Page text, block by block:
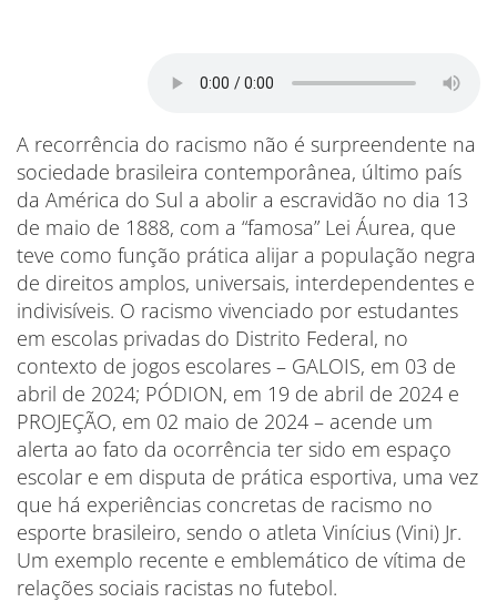
A recorrência do racismo não é surpreendente na
sociedade brasileira contemporânea, último país
da América do Sul a abolir a escravidão no dia 13
de maio de 1888, com a “famosa” Lei Áurea, que
teve como função prática alijar a população negra
de direitos amplos, universais, interdependentes e
indivisíveis. O racismo vivenciado por estudantes
em escolas privadas do Distrito Federal, no
contexto de jogos escolares – GALOIS, em 03 de
abril de 2024; PÓDION, em 19 de abril de 2024 e
PROJEÇÃO, em 02 maio de 2024 – acende um
alerta ao fato da ocorrência ter sido em espaço
escolar e em disputa de prática esportiva, uma vez
que há experiências concretas de racismo no
esporte brasileiro, sendo o atleta Vinícius (Vini) Jr.
Um exemplo recente e emblemático de vítima de
relações sociais racistas no futebol.